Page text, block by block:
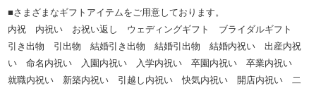
■さまざまなギフトアイテムをご用意しております。
内祝 内祝い お祝い返し ウェディングギフト ブライダルギフト
引き出物 引出物 結婚引き出物 結婚引出物 結婚内祝い 出産内祝
い 命名内祝い 入園内祝い 入学内祝い 卒園内祝い 卒業内祝い
就職内祝い 新築内祝い 引越し内祝い 快気内祝い 開店内祝い 二